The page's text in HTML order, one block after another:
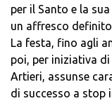
per il Santo e la
un affresco
La festa, fino agli
poi, per iniziativa
Artieri, assunse
di successo a stop